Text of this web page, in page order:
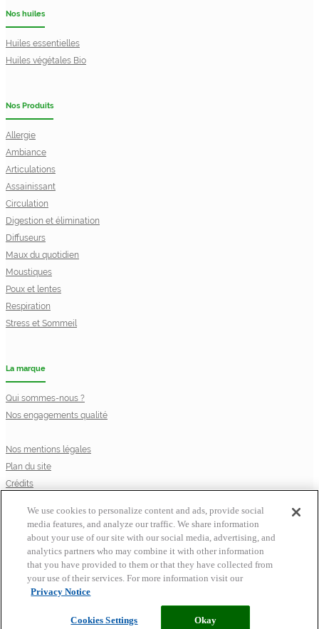
Nos huiles
Huiles essentielles
Huiles végétales Bio
Nos Produits
Allergie
Ambiance
Articulations
Assainissant
Circulation
Digestion et élimination
Diffuseurs
Maux du quotidien
Moustiques
Poux et lentes
Respiration
Stress et Sommeil
La marque
Qui sommes-nous ?
Nos engagements qualité
Nos mentions légales
Plan du site
Crédits
Cookie List
© Laboratoire Perrigo France
Pour votre santé, mangez au moins 5 fruits et légumes par jour.
www.mangerbouger.fr
Shopping Basket
We use cookies to personalize content and ads, provide social
media features, and analyze our traffic. We share information
about your use of our site with our social media, advertising, and
analytics partners who may combine it with other information
that you have provided to them or that they have collected from
your use of their services. For more information visit our
Privacy Notice
Cookies Settings Okay